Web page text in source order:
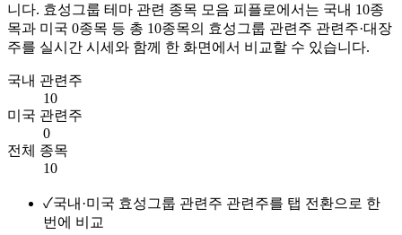
니다. 효성그룹 테마 관련 종목 모음 피플로에서는 국내 10종
목과 미국 0종목 등 총 10종목의 효성그룹 관련주 관련주·대장
주를 실시간 시세와 함께 한 화면에서 비교할 수 있습니다.
국내 관련주
10
미국 관련주
0
전체 종목
10
✓국내·미국 효성그룹 관련주 관련주를 탭 전환으로 한
번에 비교